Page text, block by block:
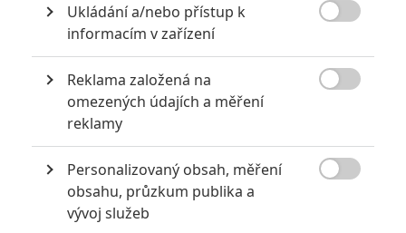
Obrázky
Ukládání a/nebo přístup k
informacím v zařízení
Reklama založená na
omezených údajích a měření
reklamy
Personalizovaný obsah, měření
obsahu, průzkum publika a
vývoj služeb